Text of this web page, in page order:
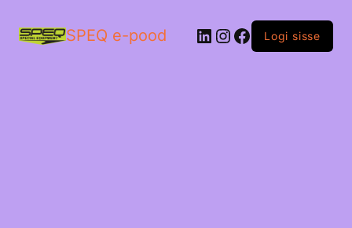
SPEQ e-pood LinkedIn
Instagram
Facebook
Logi sisse